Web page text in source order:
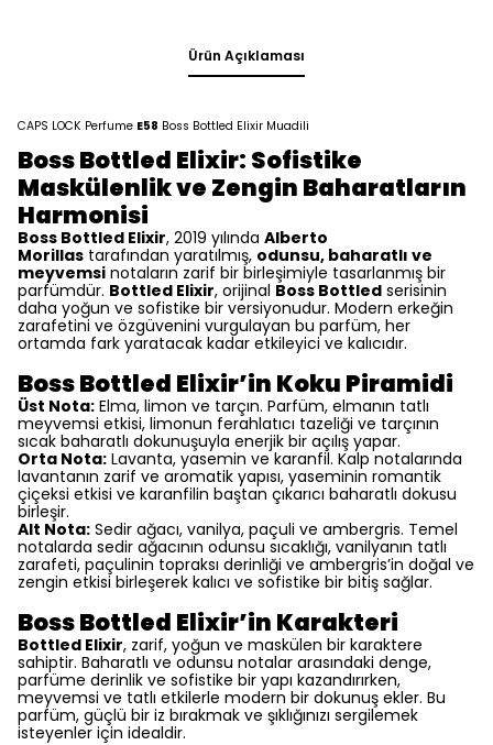
Ürün Açıklaması
CAPS LOCK Perfume E58 Boss Bottled Elixir Muadili
Boss Bottled Elixir: Sofistike
Maskülenlik ve Zengin Baharatların
Harmonisi
Boss Bottled Elixir, 2019 yılında Alberto
Morillas tarafından yaratılmış, odunsu, baharatlı ve
meyvemsi notaların zarif bir birleşimiyle tasarlanmış bir
parfümdür. Bottled Elixir, orijinal Boss Bottled serisinin
daha yoğun ve sofistike bir versiyonudur. Modern erkeğin
zarafetini ve özgüvenini vurgulayan bu parfüm, her
ortamda fark yaratacak kadar etkileyici ve kalıcıdır.
Boss Bottled Elixir’in Koku Piramidi
Üst Nota: Elma, limon ve tarçın. Parfüm, elmanın tatlı
meyvemsi etkisi, limonun ferahlatıcı tazeliği ve tarçının
sıcak baharatlı dokunuşuyla enerjik bir açılış yapar.
Orta Nota: Lavanta, yasemin ve karanfil. Kalp notalarında
lavantanın zarif ve aromatik yapısı, yaseminin romantik
çiçeksi etkisi ve karanfilin baştan çıkarıcı baharatlı dokusu
birleşir.
Alt Nota: Sedir ağacı, vanilya, paçuli ve ambergris. Temel
notalarda sedir ağacının odunsu sıcaklığı, vanilyanın tatlı
zarafeti, paçulinin topraksı derinliği ve ambergris’in doğal ve
zengin etkisi birleşerek kalıcı ve sofistike bir bitiş sağlar.
Boss Bottled Elixir’in Karakteri
Bottled Elixir, zarif, yoğun ve maskülen bir karaktere
sahiptir. Baharatlı ve odunsu notalar arasındaki denge,
parfüme derinlik ve sofistike bir yapı kazandırırken,
meyvemsi ve tatlı etkilerle modern bir dokunuş ekler. Bu
parfüm, güçlü bir iz bırakmak ve şıklığınızı sergilemek
isteyenler için idealdir.